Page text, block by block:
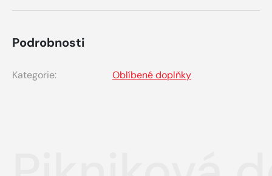
Podrobnosti
Kategorie: Oblíbené doplňky